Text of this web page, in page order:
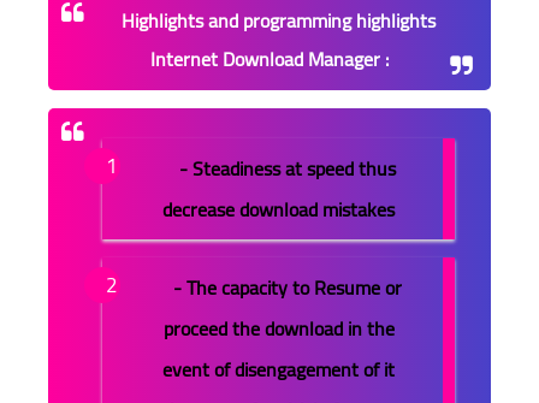
Highlights and programming highlights
Internet Download Manager :
- Steadiness at speed thus
decrease download mistakes
- The capacity to Resume or
proceed the download in the
event of disengagement of it